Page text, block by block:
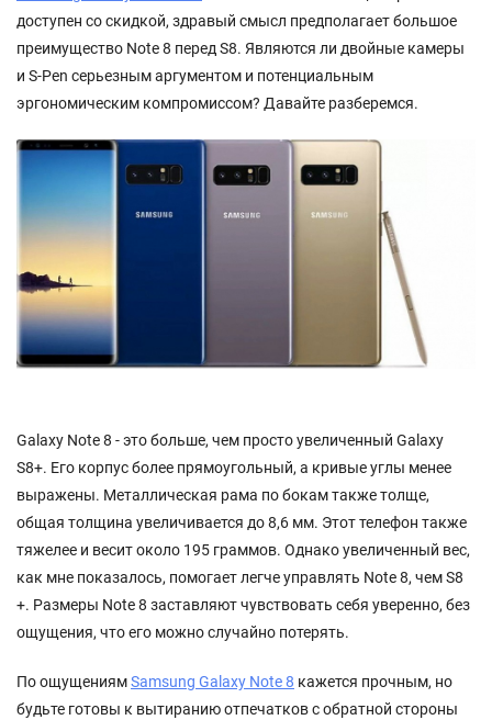
доступен со скидкой, здравый смысл предполагает большое
преимущество Note 8 перед S8. Являются ли двойные камеры
и S-Pen серьезным аргументом и потенциальным
эргономическим компромиссом? Давайте разберемся.
Galaxy Note 8 - это больше, чем просто увеличенный Galaxy
S8+. Его корпус более прямоугольный, а кривые углы менее
выражены. Металлическая рама по бокам также толще,
общая толщина увеличивается до 8,6 мм. Этот телефон также
тяжелее и весит около 195 граммов. Однако увеличенный вес,
как мне показалось, помогает легче управлять Note 8, чем S8
+. Размеры Note 8 заставляют чувствовать себя уверенно, без
ощущения, что его можно случайно потерять.
По ощущениямSamsung Galaxy Note 8 кажется прочным, но
будьте готовы к вытиранию отпечатков с обратной стороны